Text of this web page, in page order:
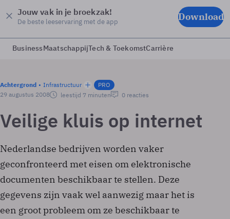
Jouw vak in je broekzak!
De beste leeservaring met de app Download
BusinessMaatschappijTech & ToekomstCarrière
Achtergrond Infrastructuur
PRO
29 augustus 2008
leestijd 7 minuten 0 reacties
Veilige kluis op internet
Nederlandse bedrijven worden vaker
geconfronteerd met eisen om elektronische
documenten beschikbaar te stellen. Deze
gegevens zijn vaak wel aanwezig maar het is
een groot probleem om ze beschikbaar te